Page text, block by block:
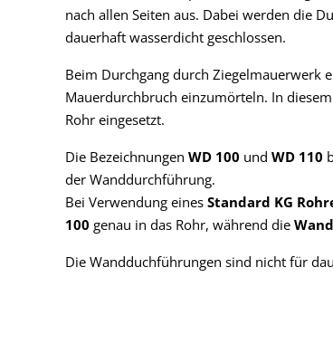
nach allen Seiten aus. Dabei werden die
dauerhaft wasserdicht geschlossen.
Beim Durchgang durch Ziegelmauerwerk
Mauerdurchbruch einzumörteln. In
Rohr eingesetzt.
Die Bezeichnungen WD 100 und WD 110
der Wanddurchführung.
Bei Verwendung eines Standard KG
100 genau in das Rohr, während die
Die Wandduchführungen sind nicht für